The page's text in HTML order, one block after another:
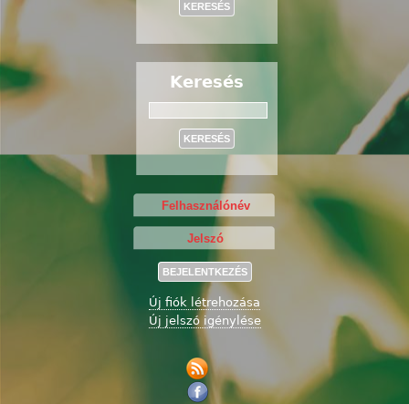
Keresés
Új fiók létrehozása
Új jelszó igénylése